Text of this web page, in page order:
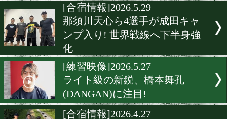
[ラスベガス情報]2026.6.26
佐々木尽がラスベガスで世
準を吸収!
[合宿便り]2026.6.22
天熊丸木ジムが日間賀島で
込み合宿 結束力高める1日